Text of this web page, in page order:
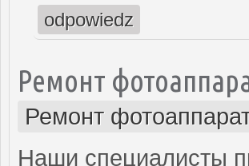
odpowiedz
Ремонт
Ремонт
Наши специалисты